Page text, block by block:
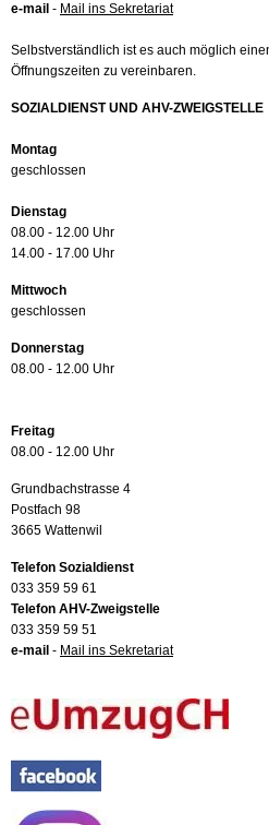
e-mail - Mail ins Sekretariat
Selbstverständlich ist es auch möglich
Öffnungszeiten zu vereinbaren.
SOZIALDIENST UND AHV-ZWEIGSTELLE
Montag
geschlossen
Dienstag
08.00 - 12.00 Uhr
14.00 - 17.00 Uhr
Mittwoch
geschlossen
Donnerstag
08.00 - 12.00 Uhr
Freitag
08.00 - 12.00 Uhr
Grundbachstrasse 4
Postfach 98
3665 Wattenwil
Telefon Sozialdienst
033 359 59 61
Telefon AHV-Zweigstelle
033 359 59 51
e-mail - Mail ins Sekretariat